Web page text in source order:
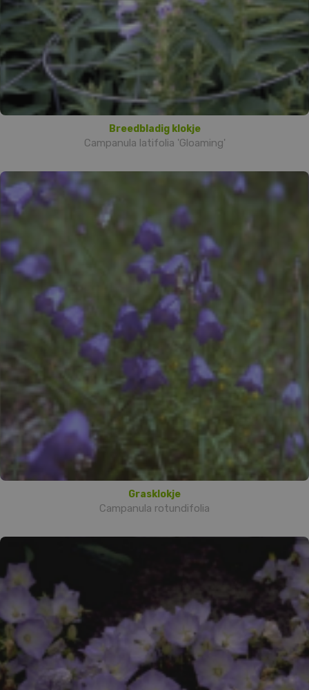
Breedbladig klokje
Campanula latifolia 'Gloaming'
Grasklokje
Campanula rotundifolia